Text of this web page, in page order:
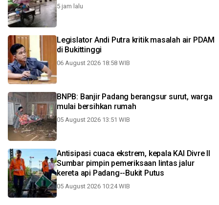
5 jam lalu
Legislator Andi Putra kritik masalah air PDAM
di Bukittinggi
06 August 2026 18:58 WIB
BNPB: Banjir Padang berangsur surut, warga
mulai bersihkan rumah
05 August 2026 13:51 WIB
Antisipasi cuaca ekstrem, kepala KAI Divre II
Sumbar pimpin pemeriksaan lintas jalur
kereta api Padang--Bukit Putus
05 August 2026 10:24 WIB